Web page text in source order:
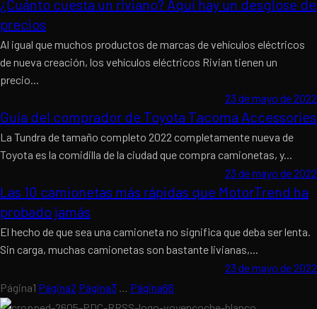
¿Cuánto cuesta un riviano? Aquí hay un desglose de
precios
Al igual que muchos productos de marcas de vehículos eléctricos
de nueva creación, los vehículos eléctricos Rivian tienen un
precio...
23 de mayo de 2022
Guía del comprador de Toyota Tacoma Accessories
La Tundra de tamaño completo 2022 completamente nueva de
Toyota es la comidilla de la ciudad que compra camionetas, y...
23 de mayo de 2022
Las 10 camionetas más rápidas que MotorTrend ha
probado jamás
El hecho de que sea una camioneta no significa que deba ser lenta.
Sin carga, muchas camionetas son bastante livianas,...
23 de mayo de 2022
Página1 Página2 Página3 … Página66